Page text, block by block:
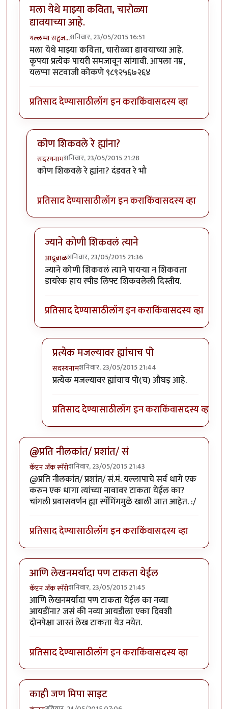
मला येथे माझ्या कविता, चारोळ्या
द्यावयाच्या आहे.
यल्लप्पा सट्वज…शनिवार, 23/05/2015 16:51
मला येथे माझ्या कविता, चारोळ्या द्यावयाच्या आहे.
कृपया प्रत्येक पायरी समजावून सांगावी. आपला नम्र,
यलप्पा सटवाजी कोकणे ९८९२५६७२६४
प्रतिसाद देण्यासाठीलॉग इन कराकिंवासदस्य व्हा
कोण शिकवले रे ह्यांना?
सदस्यनामशनिवार, 23/05/2015 21:28
In reply toमला येथे माझ्या कविता, चारोळ्या द्यावयाच्या
कोण शिकवले रे ह्यांना? दंडवत रे भौ
प्रतिसाद देण्यासाठीलॉग इन कराकिंवासदस्य व्हा
ज्याने कोणी शिकवलं त्याने
आदूबाळशनिवार, 23/05/2015 21:36
In reply toकोण शिकवले रे ह्यांना?byसदस्यनाम
ज्याने कोणी शिकवलं त्याने पायऱ्या न शिकवता
डायरेक हाय स्पीड लिफ्ट शिकवलेली दिस्तीय.
प्रतिसाद देण्यासाठीलॉग इन कराकिंवासदस्य व्हा
प्रत्येक मजल्यावर ह्यांचाच पो
सदस्यनामशनिवार, 23/05/2015 21:44
In reply toज्याने कोणी शिकवलं त्यानेbyआदूबाळ
प्रत्येक मजल्यावर ह्यांचाच पो(च) औघड़ आहे.
प्रतिसाद देण्यासाठीलॉग इन कराकिंवासदस्य व्हा
@प्रति नीलकांत/ प्रशांत/ सं
कॅप्टन जॅक स्पॅरोशनिवार, 23/05/2015 21:43
@प्रति नीलकांत/ प्रशांत/ सं.मं. यल्लापाचे सर्व धागे एक
करुन एक धागा त्यांच्या नावावर टाकता येईल का?
चांगली प्रवासवर्णन ह्या स्पॅमिंगमुळे खाली जात आहेत. :/
प्रतिसाद देण्यासाठीलॉग इन कराकिंवासदस्य व्हा
आणि लेखनमर्यादा पण टाकता येईल
कॅप्टन जॅक स्पॅरोशनिवार, 23/05/2015 21:45
आणि लेखनमर्यादा पण टाकता येईल का नव्या
आयडींना? जसं की नव्या आयडीला एका दिवशी
दोनपेक्षा जास्तं लेख टाकता येउ नयेत.
प्रतिसाद देण्यासाठीलॉग इन कराकिंवासदस्य व्हा
काही जण मिपा साइट